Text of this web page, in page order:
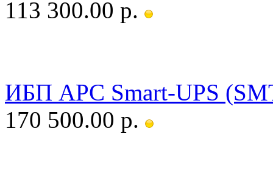
113 300.00 р.
ИБП APC Smart-UPS
170 500.00 р.